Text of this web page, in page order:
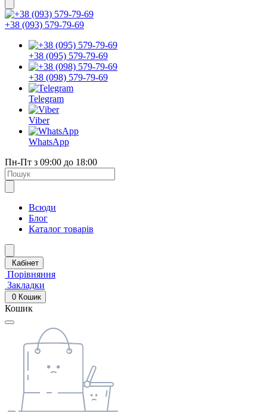
+38 (093) 579-79-69
+38 (095) 579-79-69
+38 (098) 579-79-69
Telegram
Viber
WhatsApp
Пн-Пт з 09:00 до 18:00
Всюди
Блог
Каталог товарів
Кабінет
Порівняння
Закладки
0 Кошик
Кошик